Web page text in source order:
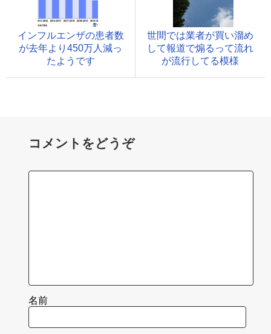
インフルエンザの患者数
が去年より450万人減っ
たようです
世間では業者が買い溜め
して報道で煽るって流れ
が流行してる模様
コメントをどうぞ
名前